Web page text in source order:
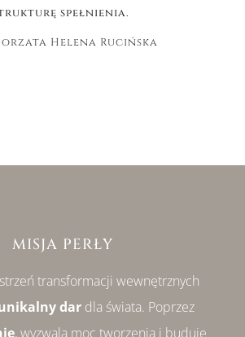
spełnienia.
Helena Rucińska
MISJA PERŁY
transformacji wewnętrznych
dardla świata. Poprzez
, wyzwala moc tworzenia i buduje